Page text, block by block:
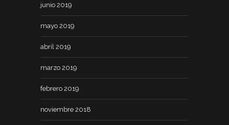
junio 2019
mayo 2019
abril 2019
marzo 2019
febrero 2019
noviembre 2018